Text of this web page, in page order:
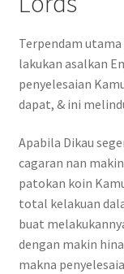
Terpendam
lakukan asalkan
penyelesaian
dapat, & ini
Apabila Dikau
cagaran nan
patokan koin
total kelakuan
buat
dengan makin
makna